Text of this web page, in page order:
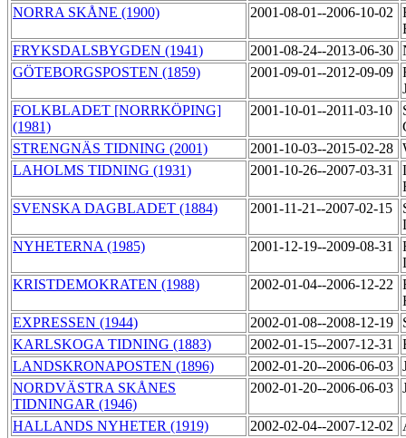
NORRA SKÅNE (1900)
2001-08-01--2006-10-02
FRYKSDALSBYGDEN (1941)
2001-08-24--2013-06-30
GÖTEBORGSPOSTEN (1859)
2001-09-01--2012-09-09
FOLKBLADET [NORRKÖPING]
(1981)
2001-10-01--2011-03-10
STRENGNÄS TIDNING (2001)
2001-10-03--2015-02-28
LAHOLMS TIDNING (1931)
2001-10-26--2007-03-31
SVENSKA DAGBLADET (1884)
2001-11-21--2007-02-15
NYHETERNA (1985)
2001-12-19--2009-08-31
KRISTDEMOKRATEN (1988)
2002-01-04--2006-12-22
EXPRESSEN (1944)
2002-01-08--2008-12-19
KARLSKOGA TIDNING (1883)
2002-01-15--2007-12-31
LANDSKRONAPOSTEN (1896)
2002-01-20--2006-06-03
NORDVÄSTRA SKÅNES
TIDNINGAR (1946)
2002-01-20--2006-06-03
HALLANDS NYHETER (1919) 2002-02-04--2007-12-02